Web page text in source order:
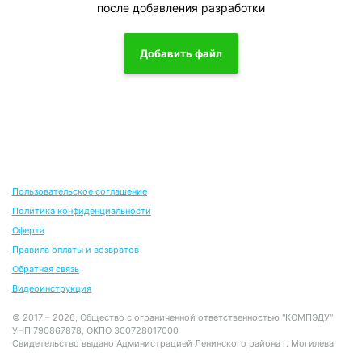
после добавления разработки
Добавить файл
Пользовательское соглашение
Политика конфиденциальности
Оферта
Правила оплаты и возвратов
Обратная связь
Видеоинструкция
© 2017 – 2026, Общество с ограниченной ответственностью "КОМПЭДУ"
УНП 790867878, ОКПО 300728017000
Свидетельство выдано Администрацией Ленинского района г. Могилева